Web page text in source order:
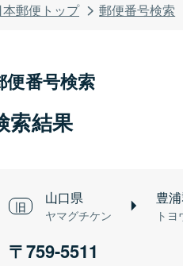
本郵便トップ 郵便番号検索
便番号検索
索結果
山口県
ヤマグチケン
豊
ト
759-5511